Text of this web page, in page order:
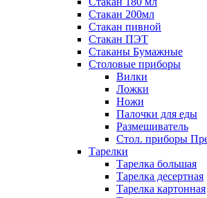
Стакан 200мл
Стакан пивной
Стакан ПЭТ
Стаканы Бумажные
Столовые приборы
Вилки
Ложки
Ножи
Палочки для еды
Размешиватель
Стол. приборы
Тарелки
Тарелка большая
Тарелка десертная
Тарелка картонная